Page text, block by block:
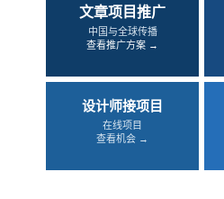
文章项目推广
中国与全球传播
查看推广方案 →
设计师接项目
在线项目
查看机会 →